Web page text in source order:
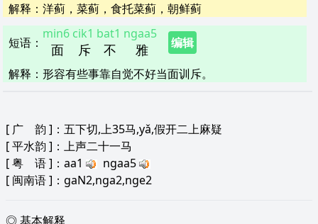
解释 ： 洋蓟，菜蓟，食托菜蓟，朝鲜蓟
短语 ： 面
min6
斥
cik1
不
bat1
雅
ngaa5
编辑
解释 ： 形容有些事靠自觉不好当面训斥。
[ 广 韵 ]：五下切,上35马,yǎ,假开二上麻疑
[平水韵 ]：上声二十一马
[粤 语]：aa1
ngaa5
[ 闽南语]：gaN2,nga2,nge2
◎ 基本解释